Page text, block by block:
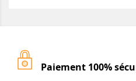
Paiement 100%